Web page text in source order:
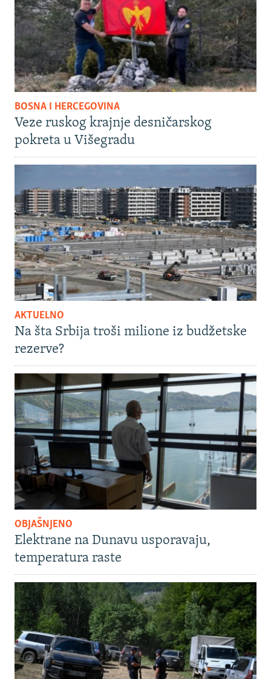
BOSNA I HERCEGOVINA
Veze ruskog krajnje desničarskog
pokreta u Višegradu
AKTUELNO
Na šta Srbija troši milione iz budžetske
rezerve?
OBJAŠNJENO
Elektrane na Dunavu usporavaju,
temperatura raste